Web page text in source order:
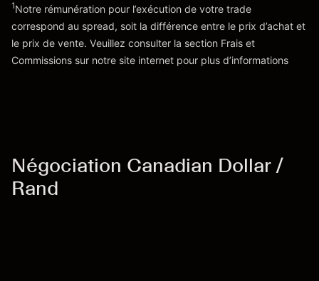
Vers la plateforme
Valeur nominale avec effet de levier
~ ZAR 49,000.00
'Tarifs et Frais
1Notre rémunération pour l’exécution de votre trade
correspond au spread, soit la différence entre le prix d’achat et
le prix de vente. Veuillez consulter la section Frais et
Commissions sur notre site internet pour plus d’informations
Négociation Canadian Dollar /
Rand